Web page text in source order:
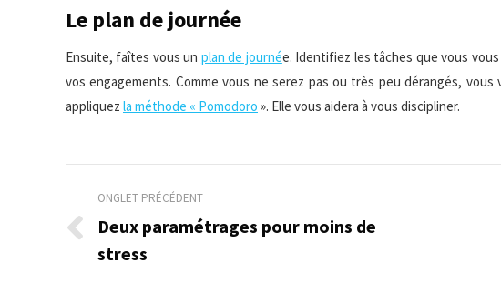
Le plan de journée
Ensuite, faîtes vous un plan de journée. Identifiez les tâches que vous
vos engagements. Comme vous ne serez pas ou très peu dérangés,
appliquez la méthode « Pomodoro ». Elle vous aidera à vous discipliner.
Navigation
de
commentaire
ONGLET PRÉCÉDENT
Onglet
précédent
Deux paramétrages pour moins de
stress